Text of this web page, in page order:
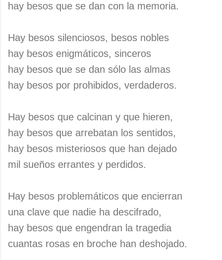
hay besos que se dan con la memoria.
Hay besos silenciosos, besos nobles
hay besos enigmáticos, sinceros
hay besos que se dan sólo las almas
hay besos por prohibidos, verdaderos.
Hay besos que calcinan y que hieren,
hay besos que arrebatan los sentidos,
hay besos misteriosos que han dejado
mil sueños errantes y perdidos.
Hay besos problemáticos que encierran
una clave que nadie ha descifrado,
hay besos que engendran la tragedia
cuantas rosas en broche han deshojado.